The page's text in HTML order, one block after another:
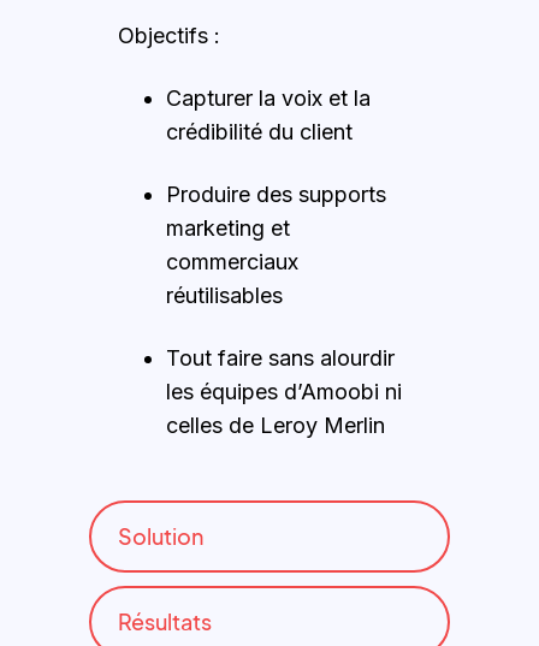
Objectifs :
Capturer la voix et la
crédibilité du client
Produire des supports
marketing et
commerciaux
réutilisables
Tout faire sans alourdir
les équipes d’Amoobi ni
celles de Leroy Merlin
Solution
Résultats